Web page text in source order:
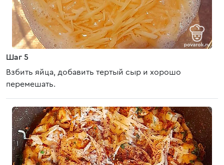
Шаг 5
Взбить яйца, добавить тертый сыр и хорошо
перемешать.